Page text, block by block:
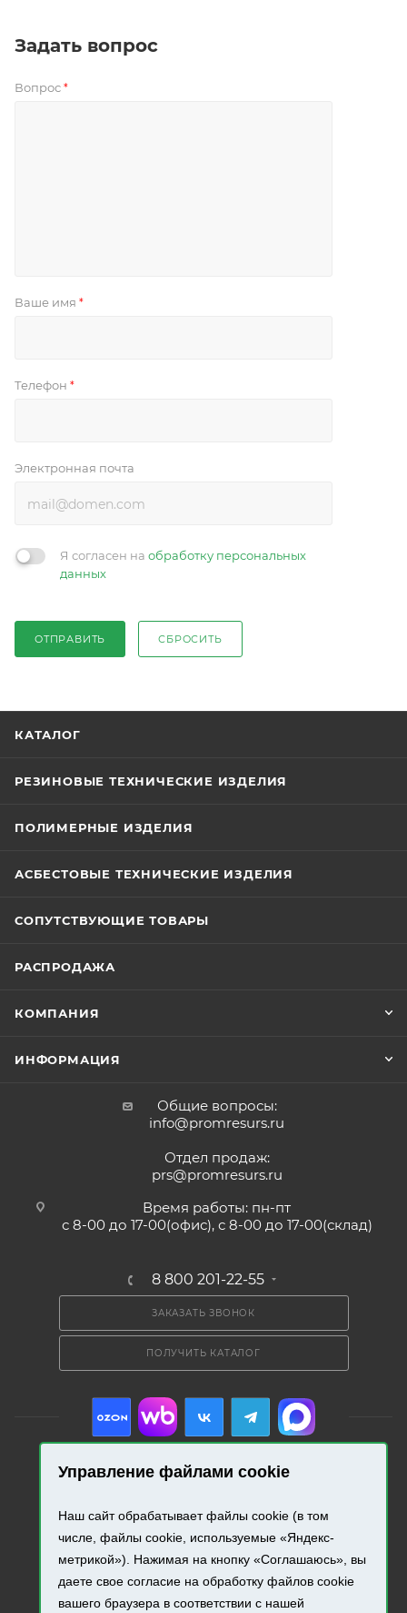
Управление файлами cookie
Наш сайт обрабатывает файлы cookie (в том
числе, файлы cookie, используемые «Яндекс-
метрикой»). Нажимая на кнопку «Соглашаюсь», вы
даете свое согласие на обработку файлов cookie
вашего браузера в соответствии с нашей
Задать вопрос
Вопрос *
Ваше имя *
Телефон *
Электронная почта
Я согласен на обработку персональных
данных
ОТПРАВИТЬ СБРОСИТЬ
КАТАЛОГ
РЕЗИНОВЫЕ ТЕХНИЧЕСКИЕ ИЗДЕЛИЯ
ПОЛИМЕРНЫЕ ИЗДЕЛИЯ
АСБЕСТОВЫЕ ТЕХНИЧЕСКИЕ ИЗДЕЛИЯ
СОПУТСТВУЮЩИЕ ТОВАРЫ
РАСПРОДАЖА
КОМПАНИЯ
ИНФОРМАЦИЯ
Общие вопросы:
info@promresurs.ru
Отдел продаж:
prs@promresurs.ru
Время работы: пн-пт
с 8-00 до 17-00(офис), с 8-00 до 17-00(склад)
8 800 201-22-55
ЗАКАЗАТЬ ЗВОНОК
ПОЛУЧИТЬ КАТАЛОГ
Разработка и продвижение сайта.